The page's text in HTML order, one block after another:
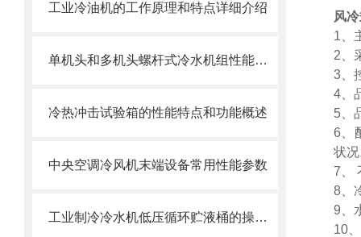
工业冷油机的工作原理和特点详细介绍
单机头和多机头螺杆式冷水机组性能对比
冷热冲击试验箱的性能特点和功能概述
中央空调冷风机末端设备常用性能参数
工业制冷冷水机低压循环贮液桶的操作管理
风
1、
2、
3、
4、
5、
6、
状
7、
8、
9、
10、